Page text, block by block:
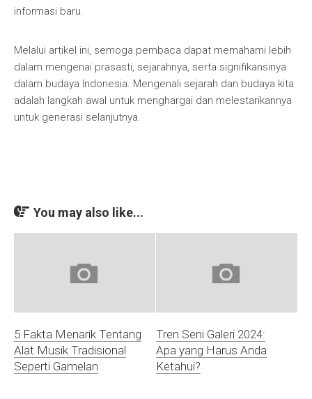
informasi baru.
Melalui artikel ini, semoga pembaca dapat memahami lebih
dalam mengenai prasasti, sejarahnya, serta signifikansinya
dalam budaya Indonesia. Mengenali sejarah dan budaya kita
adalah langkah awal untuk menghargai dan melestarikannya
untuk generasi selanjutnya.
You may also like...
5 Fakta Menarik Tentang
Alat Musik Tradisional
Seperti Gamelan
Tren Seni Galeri 2024:
Apa yang Harus Anda
Ketahui?